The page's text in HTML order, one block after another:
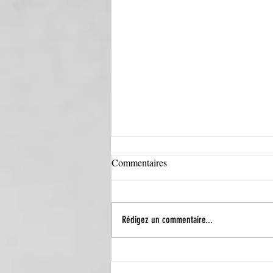
Commentaires
Rédigez un commentaire...